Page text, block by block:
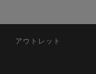
アウトレット